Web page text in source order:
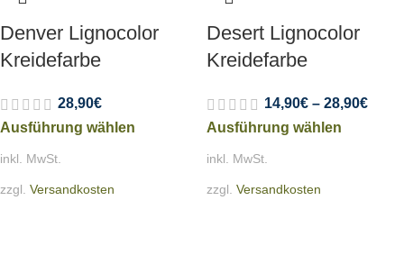
Denver Lignocolor
Kreidefarbe
28,90€
Ausführung wählen
inkl. MwSt.
zzgl. Versandkosten
Desert Lignocolor
Kreidefarbe
14,90€ – 28,90€
Ausführung wählen
inkl. MwSt.
zzgl. Versandkosten